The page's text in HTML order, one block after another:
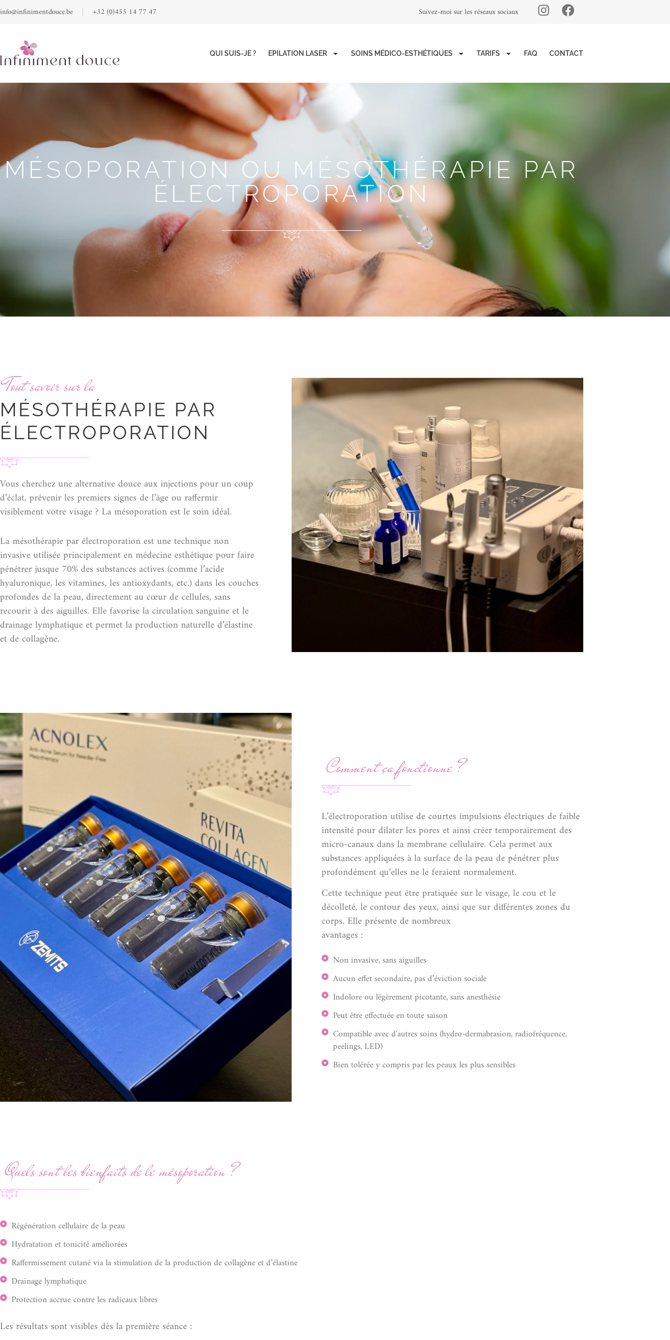
info@infinimentdouce.be +32 (0)455 14 77 47 Suivez-moi sur les réseaux sociaux
QUI SUIS-JE ? EPILATION LASER SOINS MÉDICO-ESTHÉTIQUES TARIFS FAQ CONTACT
MÉSOPORATION OU MÉSOTHÉRAPIE PAR
ÉLECTROPORATION
Tout savoir sur la
MÉSOTHÉRAPIE PAR
ÉLECTROPORATION
Vous cherchez une alternative douce aux injections pour un coup
d’éclat, prévenir les premiers signes de l’âge ou raffermir
visiblement votre visage ? La mésoporation est le soin idéal.
La mésothérapie par électroporation est une technique non
invasive utilisée principalement en médecine esthétique pour faire
pénétrer jusque 70% des substances actives (comme l’acide
hyaluronique, les vitamines, les antioxydants, etc.) dans les couches
profondes de la peau, directement au cœur de cellules, sans
recourir à des aiguilles. Elle favorise la circulation sanguine et le
drainage lymphatique et permet la production naturelle d’élastine
et de collagène.
Comment ça fonctionne ?
L’électroporation utilise de courtes impulsions électriques de faible
intensité pour dilater les pores et ainsi créer temporairement des
micro-canaux dans la membrane cellulaire. Cela permet aux
substances appliquées à la surface de la peau de pénétrer plus
profondément qu’elles ne le feraient normalement.
Cette technique peut être pratiquée sur le visage, le cou et le
décolleté, le contour des yeux, ainsi que sur différentes zones du
corps. Elle présente de nombreux
avantages :
Non invasive, sans aiguilles
Aucun effet secondaire, pas d’éviction sociale
Indolore ou légèrement picotante, sans anesthésie
Peut être effectuée en toute saison
Compatible avec d'autres soins (hydro-dermabrasion, radiofréquence,
peelings, LED)
Bien tolérée y compris par les peaux les plus sensibles
Quels sont les bienfaits de le mésoporation ?
Régénération cellulaire de la peau
Hydratation et tonicité améliorées
Raffermissement cutané via la stimulation de la production de collagène et d’élastine
Drainage lymphatique
Protection accrue contre les radicaux libres
Les résultats sont visibles dès la première séance :